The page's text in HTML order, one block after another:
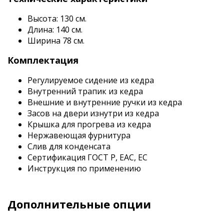
Высота: 130 см.
Длина: 140 см.
Ширина 78 см.
Комплектация
Регулируемое сидение из кедра
Внутренний трапик из кедра
Внешние и внутренние ручки из кедра
Засов на двери изнутри из кедра
Крышка для прогрева из кедра
Нержавеющая фурнитура
Слив для конденсата
Сертификация ГОСТ Р, EAC, EC
Инструкция по применению
Дополнительные опции